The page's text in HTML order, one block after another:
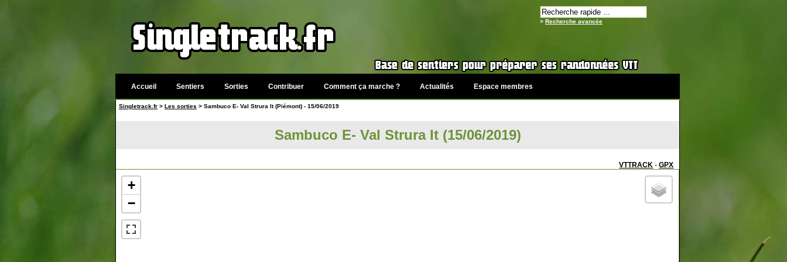
> Recherche avancée
Accueil Sentiers Sorties Contribuer Comment ça marche ? Actualités Espace membres
Singletrack.fr > Les sorties > Sambuco E- Val Strura It (Piémont) - 15/06/2019
Sambuco E- Val Strura It (15/06/2019)
VTTRACK -GPX
+
−